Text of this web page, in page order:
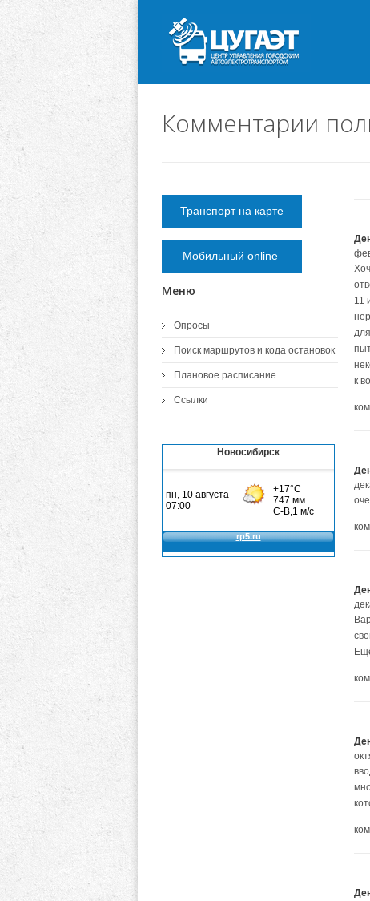
Комментарии
11
к
Транспорт на карте
Мобильный online
Меню
Опросы
Поиск маршрутов и кода остановок
Плановое расписание
Ссылки
Новосибирск